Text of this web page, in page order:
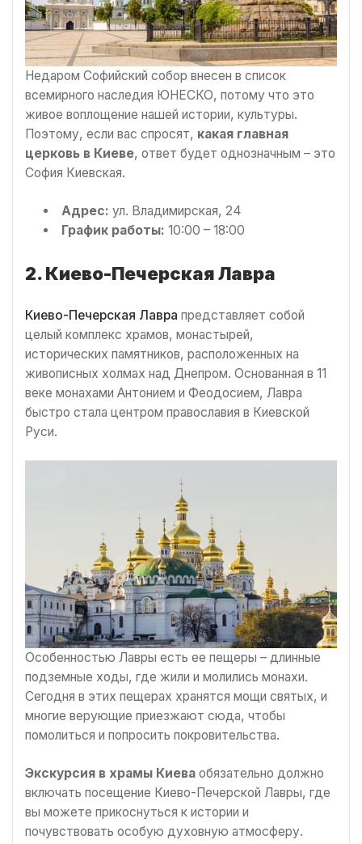
Недаром Софийский собор внесен в список
всемирного наследия ЮНЕСКО, потому что это
живое воплощение нашей истории, культуры.
Поэтому, если вас спросят, какая главная
церковь в Киеве, ответ будет однозначным – это
София Киевская.
Адрес: ул. Владимирская, 24
График работы: 10:00 – 18:00
2. Киево-Печерская Лавра
Киево-Печерская Лавра представляет собой
целый комплекс храмов, монастырей,
исторических памятников, расположенных на
живописных холмах над Днепром. Основанная в 11
веке монахами Антонием и Феодосием, Лавра
быстро стала центром православия в Киевской
Руси.
Особенностью Лавры есть ее пещеры – длинные
подземные ходы, где жили и молились монахи.
Сегодня в этих пещерах хранятся мощи святых, и
многие верующие приезжают сюда, чтобы
помолиться и попросить покровительства.
Экскурсия в храмы Киева обязательно должно
включать посещение Киево-Печерской Лавры, где
вы можете прикоснуться к истории и
почувствовать особую духовную атмосферу.